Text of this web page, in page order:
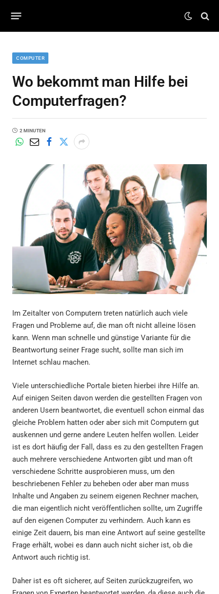
COMPUTER
Wo bekommt man Hilfe bei
Computerfragen?
2 MINUTEN
Im Zeitalter von Computern treten natürlich auch viele
Fragen und Probleme auf, die man oft nicht alleine lösen
kann. Wenn man schnelle und günstige Variante für die
Beantwortung seiner Frage sucht, sollte man sich im
Internet schlau machen.
Viele unterschiedliche Portale bieten hierbei ihre Hilfe an.
Auf einigen Seiten davon werden die gestellten Fragen von
anderen Usern beantwortet, die eventuell schon einmal das
gleiche Problem hatten oder aber sich mit Computern gut
auskennen und gerne andere Leuten helfen wollen. Leider
ist es dort häufig der Fall, dass es zu den gestellten Fragen
auch mehrere verschiedene Antworten gibt und man oft
verschiedene Schritte ausprobieren muss, um den
beschriebenen Fehler zu beheben oder aber man muss
Inhalte und Angaben zu seinem eigenen Rechner machen,
die man eigentlich nicht veröffentlichen sollte, um Zugriffe
auf den eigenen Computer zu verhindern. Auch kann es
einige Zeit dauern, bis man eine Antwort auf seine gestellte
Frage erhält, wobei es dann auch nicht sicher ist, ob die
Antwort auch richtig ist.
Daher ist es oft sicherer, auf Seiten zurückzugreifen, wo